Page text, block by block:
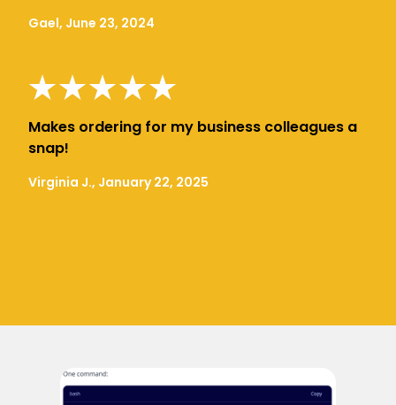
Gael, June 23, 2024
Makes ordering for my business colleagues a
snap!
Virginia J., January 22, 2025